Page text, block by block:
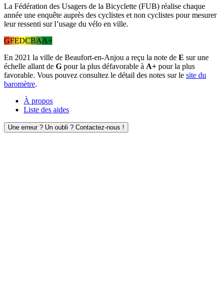
La Fédération des Usagers de la Bicyclette (FUB) réalise chaque
année une enquête auprès des cyclistes et non cyclistes pour mesurer
leur ressenti sur l’usage du vélo en ville.
GFEDCBAA+
En 2021 la ville de Beaufort-en-Anjou a reçu la note de E sur une
échelle allant de G pour la plus défavorable à A+ pour la plus
favorable. Vous pouvez consultez le détail des notes sur le site du
baromètre.
À propos
Liste des aides
Une erreur ? Un oubli ? Contactez-nous !